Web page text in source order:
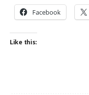
Facebook
Like this: